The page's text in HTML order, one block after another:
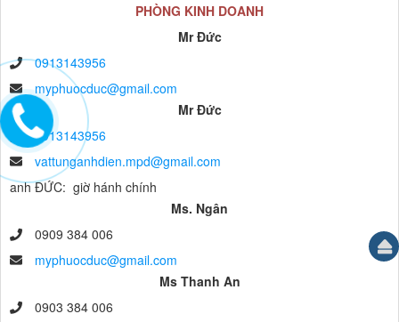
PHÒNG KINH DOANH
Mr Đức
0913143956
myphuocduc@gmail.com
Mr Đức
0913143956
vattunganhdien.mpd@gmail.com
anh ĐỨC: giờ hánh chính
Ms. Ngân
0909 384 006
myphuocduc@gmail.com
Ms Thanh An
0903 384 006